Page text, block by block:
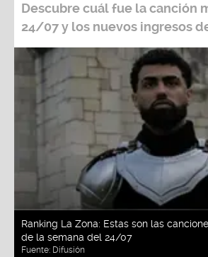
Descubre cuál fue la canción
24/07y los nuevos ingresos
Ranking La Zona: Estas son las
de la semana del 24/07
Fuente: Difusión